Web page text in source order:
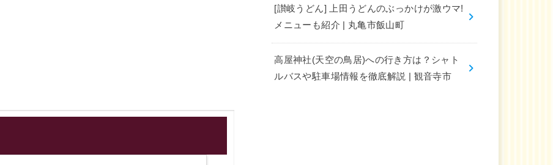
[讃岐うどん] 上田うどんのぶっかけが激ウマ!
メニューも紹介 | 丸亀市飯山町
高屋神社(天空の鳥居)への行き方は？シャト
ルバスや駐車場情報を徹底解説 | 観音寺市